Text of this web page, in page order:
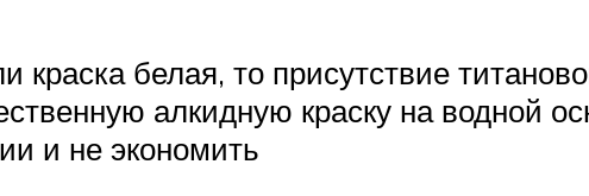
белая, то присутствие
алкидную краску на водной
и не экономить